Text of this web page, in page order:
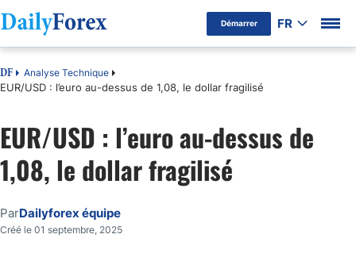
Démarrer FR
DF Analyse Technique
EUR/USD : l’euro au-dessus de 1,08, le dollar fragilisé
EUR/USD : l’euro au-dessus de
1,08, le dollar fragilisé
ParDailyforex équipe
Créé le 01 septembre, 2025